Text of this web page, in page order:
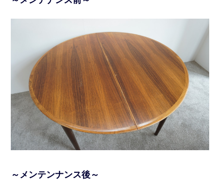
～メンテンナンス後～